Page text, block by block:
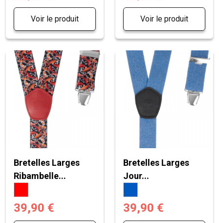
Voir le produit Voir le produit
Bretelles Larges
Ribambelle...
39,90 €
Bretelles Larges
Jour...
39,90 €